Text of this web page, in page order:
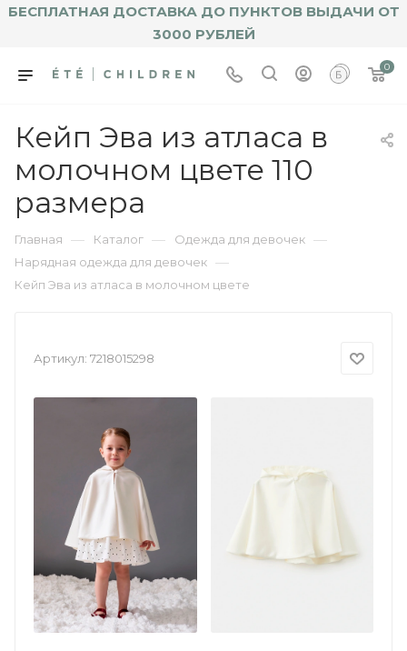
БЕСПЛАТНАЯ ДОСТАВКА ДО ПУНКТОВ ВЫДАЧИ ОТ
3000 РУБЛЕЙ
0
Кейп Эва из атласа в
молочном цвете 110
размера
Главная — Каталог — Одежда для девочек —
Нарядная одежда для девочек —
Кейп Эва из атласа в молочном цвете
Артикул: 7218015298